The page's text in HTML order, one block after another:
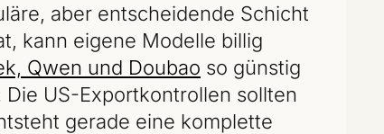
aber entscheidende Schicht
kann eigene Modelle billig
Qwen und Doubao so günstig
US-Exportkontrollen sollten
gerade eine komplette